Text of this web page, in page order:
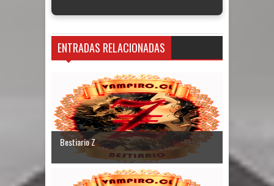
ENTRADAS RELACIONADAS
Bestiario Z